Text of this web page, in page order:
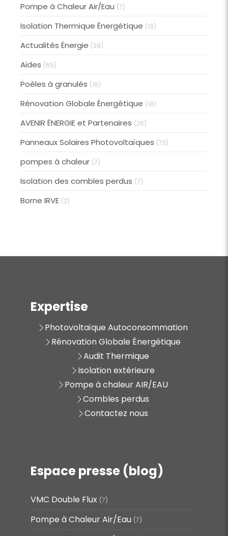
Pompe à Chaleur Air/Eau (7)
Isolation Thermique Énergétique (19)
Actualités Énergie (38)
Aides (65)
Poêles à granulés (18)
Rénovation Globale Énergétique (18)
AVENIR ÉNERGIE et Partenaires (26)
Panneaux Solaires Photovoltaïques (73)
pompes à chaleur (7)
Isolation des combles perdus (7)
Borne IRVE (2)
Expertise
Photovoltaïque Autoconsommation
Rénovation Globale Énergétique
Audit Thermique
Isolation extérieure
Pompe à chaleur AIR/EAU
Combles perdus
Contactez nous
Espace presse (blog)
VMC Double Flux (7)
Pompe à Chaleur Air/Eau (7)